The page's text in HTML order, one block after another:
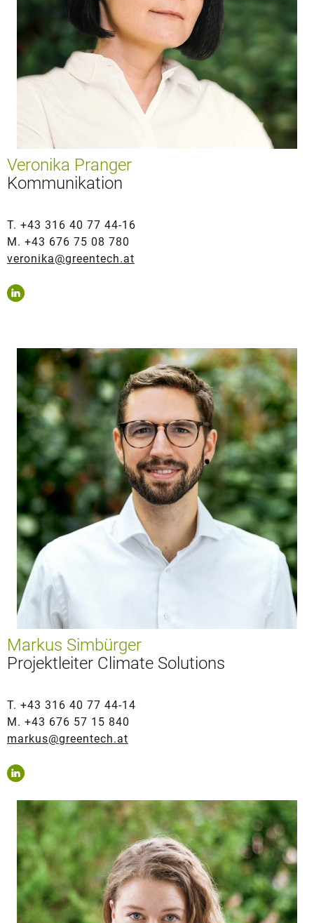
Veronika Pranger
Kommunikation
T. +43 316 40 77 44-16
M. +43 676 75 08 780
veronika@greentech.at
Markus Simbürger
Projektleiter Climate Solutions
T. +43 316 40 77 44-14
M. +43 676 57 15 840
markus@greentech.at